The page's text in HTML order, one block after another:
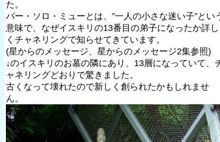
た。
バー・ソロ・ミューとは、”一人の小さな迷い子”とい
意味で、なぜイスキリの13番目の弟子になったか詳し
くチャネリングで知らせてきています。
(星からのメッセージ、星からのメッセージ2集参照)
↓のイスキリのお墓の隣にあり、13層になっていて、
ャネリングどおりで驚きました。
古くなって壊れたので新しく創られたかもしれませ
ん。